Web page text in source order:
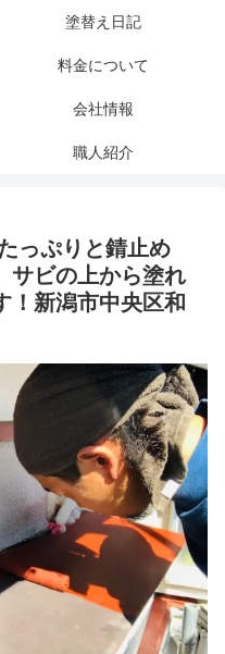
塗替え日記
料金について
会社情報
職人紹介
っぷりと錆止め
サビの上から塗れ
！新潟市中央区和